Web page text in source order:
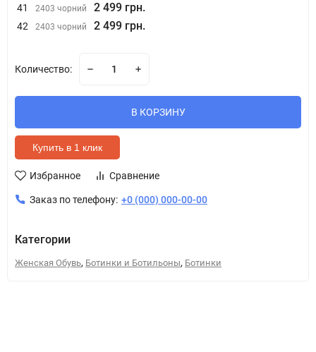
41 2403 чорний 2 499 грн.
42 2403 чорний 2 499 грн.
Количество:
В КОРЗИНУ
Купить в 1 клик
Избранное Сравнение
Заказ по телефону: +0 (000) 000-00-00
Категории
Женская Обувь, Ботинки и Ботильоны, Ботинки